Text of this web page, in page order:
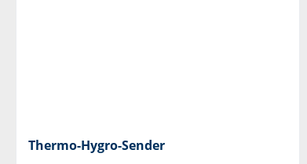
Thermo-Hygro-Sender